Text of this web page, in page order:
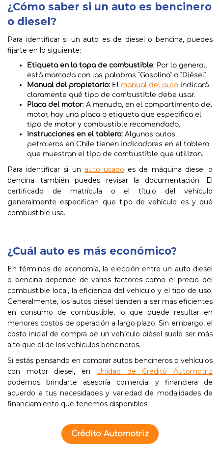
¿Cómo saber si un auto es bencinero
o diesel?
Para identificar si un auto es de diesel o bencina, puedes
fijarte en lo siguiente:
Etiqueta en la tapa de combustible: Por lo general,
está marcada con las palabras "Gasolina" o "Diésel".
Manual del propietario: El manual del auto indicará
claramente qué tipo de combustible debe usar.
Placa del motor: A menudo, en el compartimento del
motor, hay una placa o etiqueta que especifica el
tipo de motor y combustible recomendado.
Instrucciones en el tablero: Algunos autos
petroleros en Chile tienen indicadores en el tablero
que muestran el tipo de combustible que utilizan.
Para identificar si un auto usado es de máquina diesel o
bencina también puedes revisar la documentación. El
certificado de matrícula o el título del vehículo
generalmente especifican que tipo de vehículo es y qué
combustible usa.
¿Cuál auto es más económico?
En términos de economía, la elección entre un auto diesel
o bencina depende de varios factores como el precio del
combustible local, la eficiencia del vehículo y el tipo de uso.
Generalmente, los autos diésel tienden a ser más eficientes
en consumo de combustible, lo que puede resultar en
menores costos de operación a largo plazo. Sin embargo, el
costo inicial de compra de un vehículo diésel suele ser más
alto que el de los vehículos bencineros.
Si estás pensando en comprar autos bencineros o vehículos
con motor diesel, en Unidad de Crédito Automotriz
podemos brindarte asesoría comercial y financiera de
acuerdo a tus necesidades y variedad de modalidades de
financiamiento que tenemos disponibles.
Crédito Automotriz